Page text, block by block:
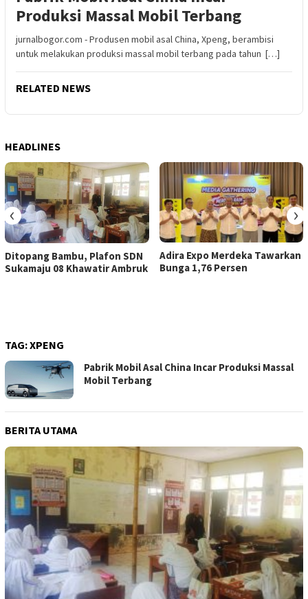
Produksi Massal Mobil Terbang
jurnalbogor.com - Produsen mobil asal China, Xpeng, berambisi
untuk melakukan produksi massal mobil terbang pada tahun […]
RELATED NEWS
HEADLINES
Ditopang Bambu, Plafon SDN
Sukamaju 08 Khawatir Ambruk
Adira Expo Merdeka Tawarkan
Bunga 1,76 Persen
‹ ›
TAG:XPENG
Pabrik Mobil Asal China Incar Produksi Massal
Mobil Terbang
BERITA UTAMA